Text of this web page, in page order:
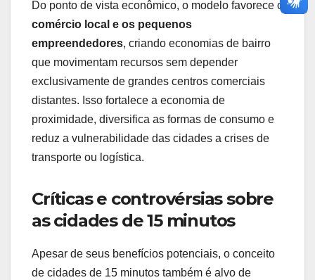
Do ponto de vista econômico, o modelo favorece o
comércio local e os pequenos
empreendedores, criando economias de bairro
que movimentam recursos sem depender
exclusivamente de grandes centros comerciais
distantes. Isso fortalece a economia de
proximidade, diversifica as formas de consumo e
reduz a vulnerabilidade das cidades a crises de
transporte ou logística.
Críticas e controvérsias sobre
as cidades de 15 minutos
Apesar de seus benefícios potenciais, o conceito
de cidades de 15 minutos também é alvo de